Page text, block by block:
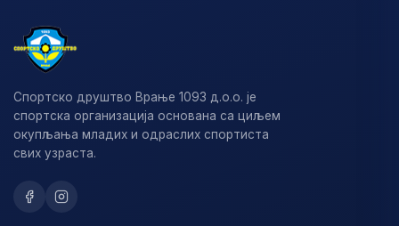
Спортско друштво Врање 1093 д.о.о. је
спортска организација основана са циљем
окупљања младих и одраслих спортиста
свих узраста.